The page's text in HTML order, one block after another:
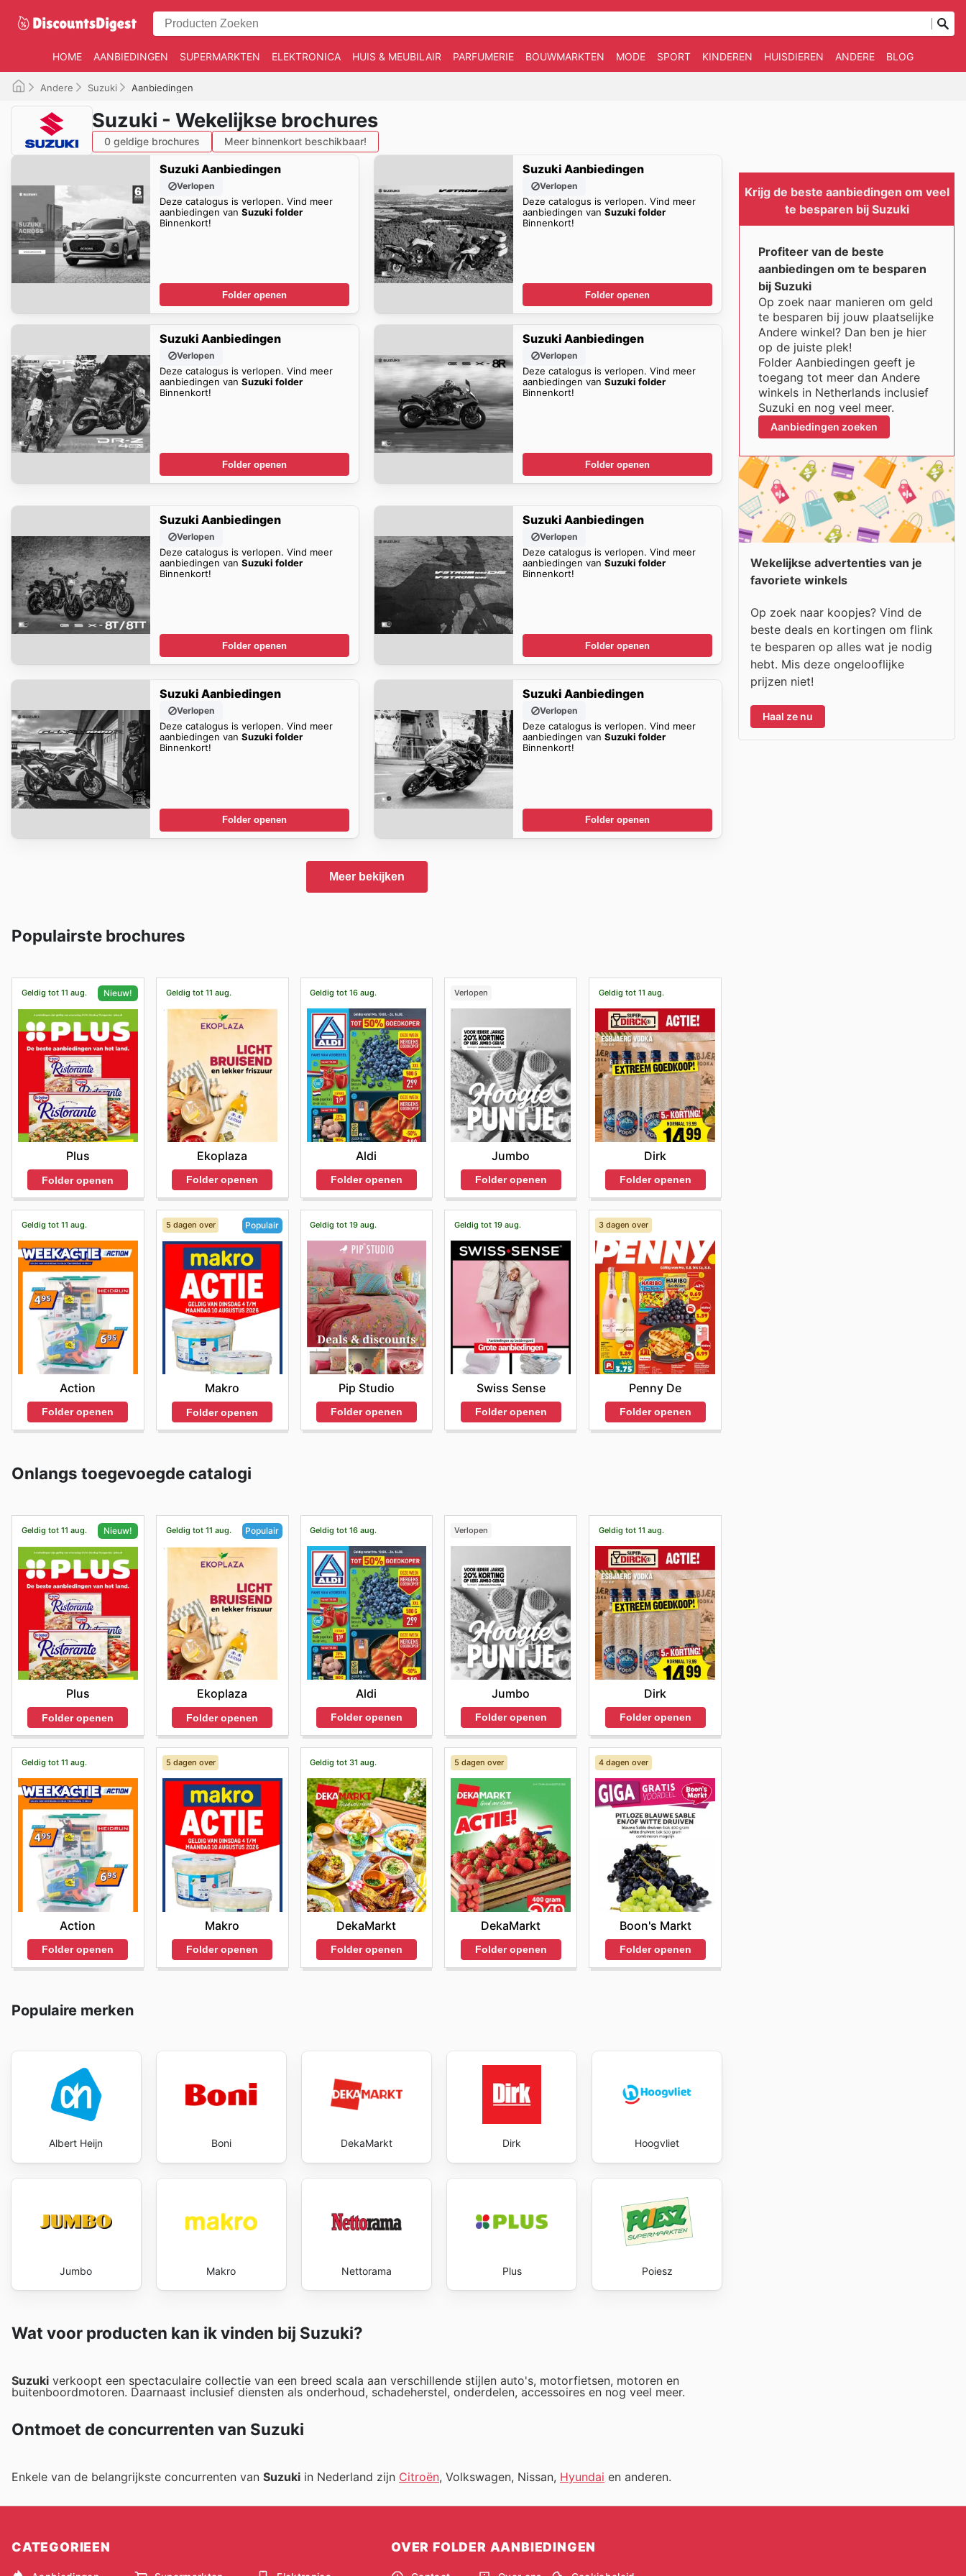
HOME AANBIEDINGEN SUPERMARKTEN ELEKTRONICA HUIS & MEUBILAIR PARFUMERIE BOUWMARKTEN MODE SPORT KINDEREN HUISDIEREN ANDERE BLOG
Andere Suzuki Aanbiedingen
Suzuki - Wekelijkse brochures
0 geldige brochures Meer binnenkort beschikbaar!
Suzuki Aanbiedingen
Verlopen
Deze catalogus is verlopen. Vind meer
aanbiedingen van Suzuki folder
Binnenkort!
Folder openen
Suzuki Aanbiedingen
Verlopen
Deze catalogus is verlopen. Vind meer
aanbiedingen vanSuzuki folder
Binnenkort!
Folder openen
Suzuki Aanbiedingen
Verlopen
Deze catalogus is verlopen. Vind meer
aanbiedingen van Suzuki folder
Binnenkort!
Folder openen
Suzuki Aanbiedingen
Verlopen
Deze catalogus is verlopen. Vind meer
aanbiedingen vanSuzuki folder
Binnenkort!
Folder openen
Suzuki Aanbiedingen
Verlopen
Deze catalogus is verlopen. Vind meer
aanbiedingen van Suzuki folder
Binnenkort!
Folder openen
Suzuki Aanbiedingen
Verlopen
Deze catalogus is verlopen. Vind meer
aanbiedingen vanSuzuki folder
Binnenkort!
Folder openen
Suzuki Aanbiedingen
Verlopen
Deze catalogus is verlopen. Vind meer
aanbiedingen van Suzuki folder
Binnenkort!
Folder openen
Suzuki Aanbiedingen
Verlopen
Deze catalogus is verlopen. Vind meer
aanbiedingen vanSuzuki folder
Binnenkort!
Folder openen
Meer bekijken
Populairste brochures
Geldig tot 11 aug. Nieuw!
Plus
Folder openen
Geldig tot 11 aug.
Ekoplaza
Folder openen
Geldig tot 16 aug.
Aldi
Folder openen
Verlopen
Jumbo
Folder openen
Geldig tot 11 aug.
Dirk
Folder openen
Geldig tot 11 aug.
Action
Folder openen
5 dagen over Populair
Makro
Folder openen
Geldig tot 19 aug.
Pip Studio
Folder openen
Geldig tot 19 aug.
Swiss Sense
Folder openen
3 dagen over
Penny De
Folder openen
Onlangs toegevoegde catalogi
Geldig tot 11 aug. Nieuw!
Plus
Folder openen
Geldig tot 11 aug. Populair
Ekoplaza
Folder openen
Geldig tot 16 aug.
Aldi
Folder openen
Verlopen
Jumbo
Folder openen
Geldig tot 11 aug.
Dirk
Folder openen
Geldig tot 11 aug.
Action
Folder openen
5 dagen over
Makro
Folder openen
Geldig tot 31 aug.
DekaMarkt
Folder openen
5 dagen over
DekaMarkt
Folder openen
4 dagen over
Boon's Markt
Folder openen
Populaire merken
Albert Heijn Boni DekaMarkt Dirk Hoogvliet
Jumbo Makro Nettorama Plus Poiesz
Wat voor producten kan ik vinden bij Suzuki?
Suzuki verkoopt een spectaculaire collectie van een breed scala aan verschillende stijlen auto's, motorfietsen, motoren en
buitenboordmotoren. Daarnaast inclusief diensten als onderhoud, schadeherstel, onderdelen, accessoires en nog veel meer.
Ontmoet de concurrenten van Suzuki
Enkele van de belangrijkste concurrenten van Suzuki in Nederland zijn Citroën, Volkswagen, Nissan, Hyundai en anderen.
Krijg de beste aanbiedingen om veel
te besparen bij Suzuki
Profiteer van de beste
aanbiedingen om te besparen
bij Suzuki
Op zoek naar manieren om geld
te besparen bij jouw plaatselijke
Andere winkel? Dan ben je hier
op de juiste plek!
Folder Aanbiedingen geeft je
toegang tot meer dan Andere
winkels in Netherlands inclusief
Suzuki en nog veel meer.
Aanbiedingen zoeken
Wekelijkse advertenties van je
favoriete winkels
Op zoek naar koopjes? Vind de
beste deals en kortingen om flink
te besparen op alles wat je nodig
hebt. Mis deze ongelooflijke
prijzen niet!
Haal ze nu
CATEGORIEEN OVER FOLDER AANBIEDINGEN